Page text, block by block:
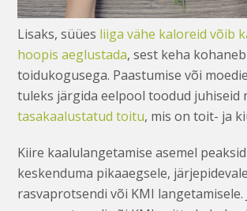
Lisaks, süües liiga vähe kaloreid võib
hoopis aeglustada, sest keha
toidukogusega. Paastumise või
tuleks järgida eelpool toodud juhiseid
tasakaalustatud toitu, mis on toit- ja
Kiire kaalulangetamise asemel
keskenduma pikaaegsele,
rasvaprotsendi või KMI langetamisele.